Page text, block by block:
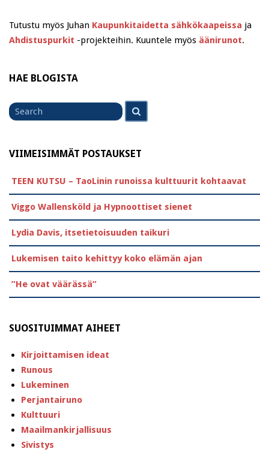
Tutustu myös Juhan Kaupunkitaidetta sähkökaapeissa ja
Ahdistuspurkit -projekteihin. Kuuntele myös äänirunot.
HAE BLOGISTA
Search
for
VIIMEISIMMÄT POSTAUKSET
TEEN KUTSU – TaoLinin runoissa kulttuurit kohtaavat
Viggo Wallensköld ja Hypnoottiset sienet
Lydia Davis, itsetietoisuuden taikuri
Lukemisen taito kehittyy koko elämän ajan
”He ovat väärässä”
SUOSITUIMMAT AIHEET
Kirjoittamisen ideat
Runous
Lukeminen
Perjantairuno
Kulttuuri
Maailmankirjallisuus
Sivistys